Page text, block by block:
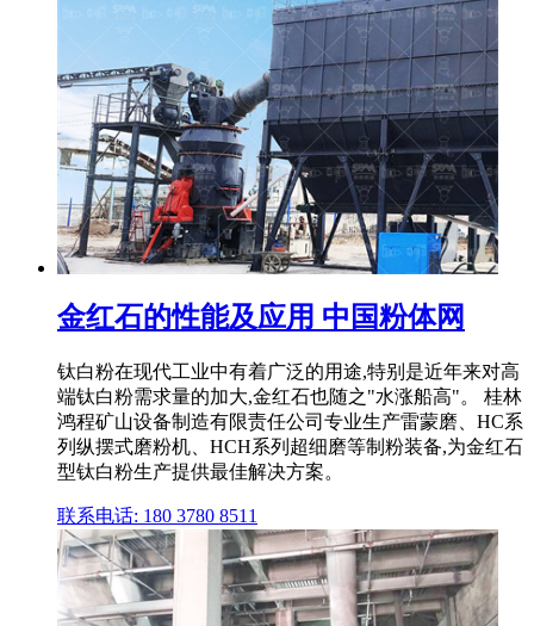
金红石的性能及应用 中国粉体网
钛白粉在现代工业中有着广泛的用途,特别是近年来对高
端钛白粉需求量的加大,金红石也随之"水涨船高"。 桂林
鸿程矿山设备制造有限责任公司专业生产雷蒙磨、HC系
列纵摆式磨粉机、HCH系列超细磨等制粉装备,为金红石
型钛白粉生产提供最佳解决方案。
联系电话: 180 3780 8511